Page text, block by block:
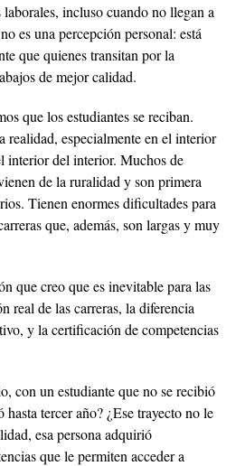
incluso cuando no llegan a
es una percepción personal: está
que quienes transitan por la
de mejor calidad.
que los estudiantes se reciban.
realidad, especialmente en el interior
interior del interior. Muchos de
de la ruralidad y son primera
Tienen enormes dificultades para
que, además, son largas y muy
que creo que es inevitable para las
real de las carreras, la diferencia
y la certificación de competencias
con un estudiante que no se recibió
tercer año? ¿Ese trayecto no le
esa persona adquirió
que le permiten acceder a